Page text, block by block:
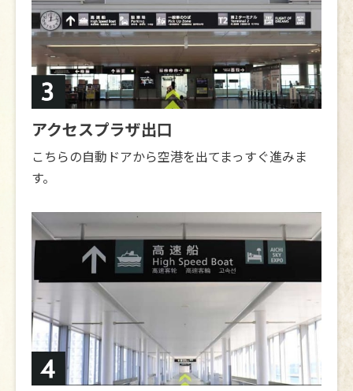
アクセスプラザ出口
こちらの自動ドアから空港を出てまっすぐ進みま
す。